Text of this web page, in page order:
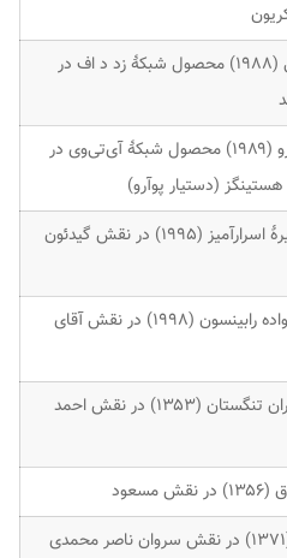
نانی و مانی (۱۹۸۸) محصول شبکهٔ زد د اف در
سریال پوآرو (۱۹۸۹) محصول شبکهٔ آی‌تی‌وی در
(دستیار پوآرو)
سریال جزیرهٔ اسرارآمیز (۱۹۹۵) در نقش گیدئون
سریال خانواده رابینسون (۱۹۹۸) در نقش آقای
سریال دلیران تنگستان (۱۳۵۳) در نقش احمد
مسعود